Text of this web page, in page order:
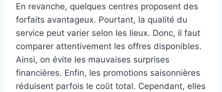
En revanche, quelques centres proposent des
forfaits avantageux. Pourtant, la qualité du
service peut varier selon les lieux. Donc, il faut
comparer attentivement les offres disponibles.
Ainsi, on évite les mauvaises surprises
financières. Enfin, les promotions saisonnières
réduisent parfois le coût total. Cependant, elles